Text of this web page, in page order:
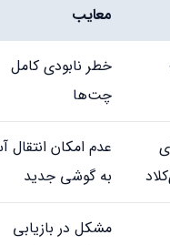
معایب
خطر نابودی کامل
چت‌ها
عدم امکان انتقال
به گوشی جدید
مشکل در بازیابی